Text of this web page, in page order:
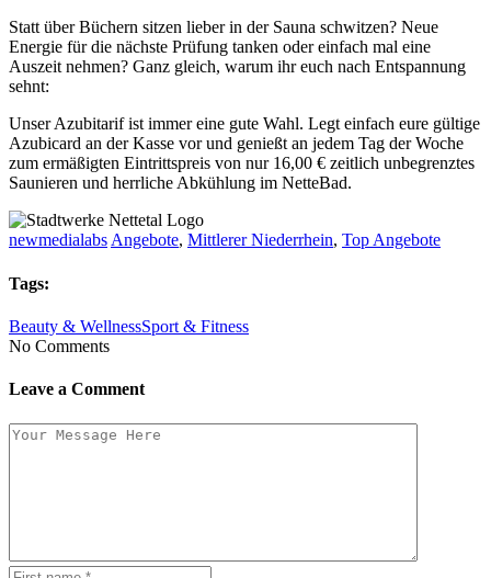
Statt über Büchern sitzen lieber in der Sauna schwitzen? Neue
Energie für die nächste Prüfung tanken oder einfach mal eine
Auszeit nehmen? Ganz gleich, warum ihr euch nach Entspannung
sehnt:
Unser Azubitarif ist immer eine gute Wahl. Legt einfach eure gültige
Azubicard an der Kasse vor und genießt an jedem Tag der Woche
zum ermäßigten Eintrittspreis von nur 16,00 € zeitlich unbegrenztes
Saunieren und herrliche Abkühlung im NetteBad.
newmedialabsAngebote, Mittlerer Niederrhein, Top Angebote
Tags:
Beauty & WellnessSport & Fitness
No Comments
Leave a Comment